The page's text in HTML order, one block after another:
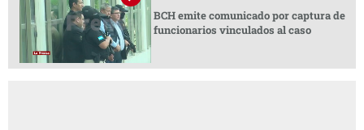
BCH emite comunicado por captura de
funcionarios vinculados al caso